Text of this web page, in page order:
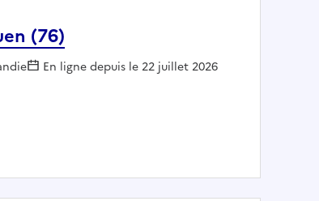
(76)
En ligne depuis le 22 juillet 2026
(76)